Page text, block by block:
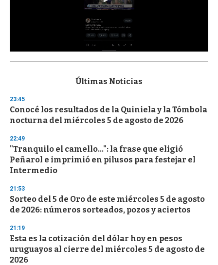
s
d
s
o
f
3
s
e
c
o
d
s
Últimas Noticias
23:45
Conocé los resultados de la Quiniela y la Tómbola
nocturna del miércoles 5 de agosto de 2026
22:49
"Tranquilo el camello...": la frase que eligió
Peñarol e imprimió en pilusos para festejar el
Intermedio
21:53
Sorteo del 5 de Oro de este miércoles 5 de agosto
de 2026: números sorteados, pozos y aciertos
21:19
Esta es la cotización del dólar hoy en pesos
uruguayos al cierre del miércoles 5 de agosto de
2026